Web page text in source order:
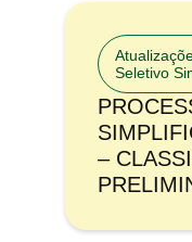
Seletivo
–